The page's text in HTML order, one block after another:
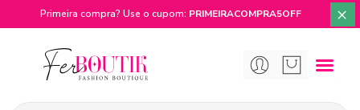
Primeira compra? Use o cupom: PRIMEIRACOMPRA5OFF ×